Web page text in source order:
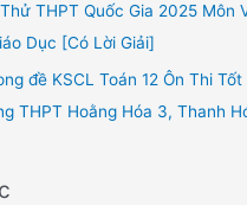
THPT Quốc Gia 2025 Môn
Dục [Có Lời Giải]
đề KSCL Toán 12 Ôn Thi
THPT Hoằng Hóa 3, Thanh